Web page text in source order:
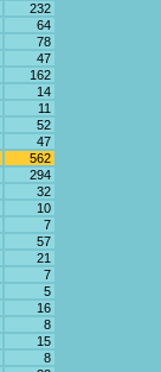
232
64
78
47
162
14
11
52
47
562
294
32
10
7
57
21
7
5
16
8
15
8